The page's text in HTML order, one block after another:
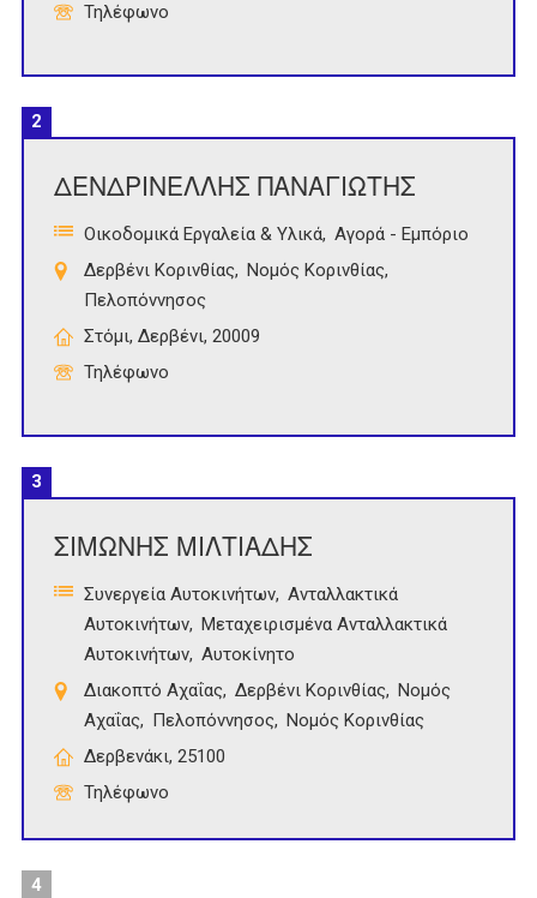
Τηλέφωνο
2
ΔΕΝΔΡΙΝΕΛΛΗΣ ΠΑΝΑΓΙΩΤΗΣ
Οικοδομικά Εργαλεία & Υλικά Αγορά - Εμπόριο
Δερβένι Κορινθίας
Νομός Κορινθίας
Πελοπόννησος
Στόμι, Δερβένι, 20009
Τηλέφωνο
3
ΣΙΜΩΝΗΣ ΜΙΛΤΙΑΔΗΣ
Συνεργεία Αυτοκινήτων Ανταλλακτικά
Αυτοκινήτων
Μεταχειρισμένα Ανταλλακτικά
Αυτοκινήτων Αυτοκίνητο
Διακοπτό Αχαΐας
Δερβένι Κορινθίας
Νομός
Αχαΐας
Πελοπόννησος
Νομός Κορινθίας
Δερβενάκι, 25100
Τηλέφωνο
4